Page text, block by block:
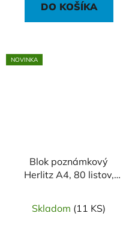
DO KOŠÍKA
NOVINKA
Blok poznámkový
Herlitz A4, 80 listov,
Skladom (11 KS)